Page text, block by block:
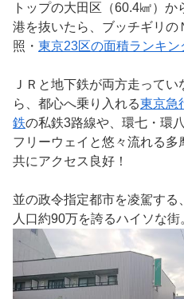
トップの大田区（60.4㎢）
港を抜いたら、ブッチギリ
照・ 東京23区の面積ランキン
ＪＲと地下鉄が両方走って
ら、都心へ乗り入れる東京急
鉄の私鉄3路線や、環七・環
フリーウェイと悠々流れる
共にアクセス良好！
並の政令指定都市を凌駕す
人口約90万を誇るハイソな街